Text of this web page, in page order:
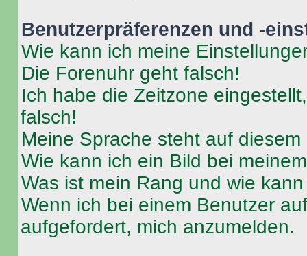
Benutzerpräferenzen und -
Wie kann ich meine
Die Forenuhr geht falsch!
Ich habe die Zeitzone
falsch!
Meine Sprache steht auf
Wie kann ich ein Bild bei
Was ist mein Rang und wie
Wenn ich bei einem Benutzer
aufgefordert, mich anzumelden.